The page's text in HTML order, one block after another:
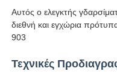
Εξοπλισμός
Αυτός ο ελεγκτής
διεθνή και εγχώρια
903
Τεχνικές